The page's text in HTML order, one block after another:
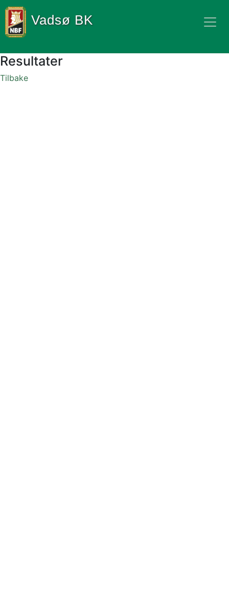
Vadsø BK
Resultater
Tilbake